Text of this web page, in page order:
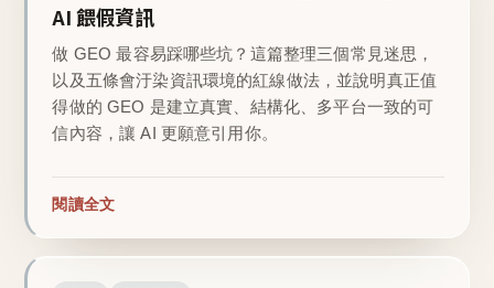
AI 餵假資訊
做 GEO 最容易踩哪些坑？這篇整理三個常見迷思，
以及五條會汙染資訊環境的紅線做法，並說明真正值
得做的 GEO 是建立真實、結構化、多平台一致的可
信內容，讓 AI 更願意引用你。
閱讀全文